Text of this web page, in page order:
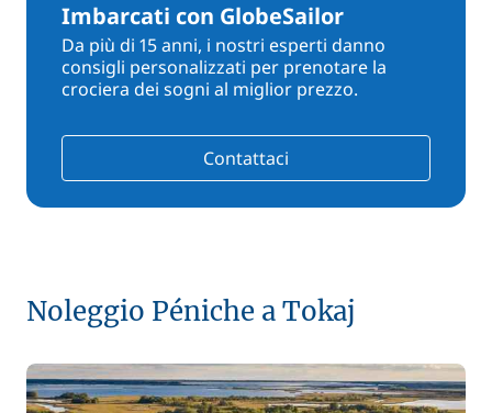
Imbarcati con GlobeSailor
Da più di 15 anni, i nostri esperti danno
consigli personalizzati per prenotare la
crociera dei sogni al miglior prezzo.
Contattaci
Noleggio Péniche a Tokaj